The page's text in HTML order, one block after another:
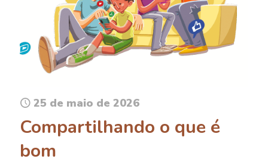
25 de maio de 2026
Compartilhando o que é
bom